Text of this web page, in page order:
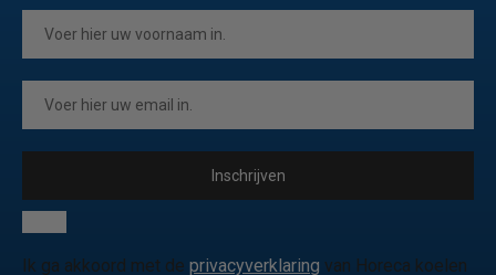
Inschrijven
Ik ga akkoord met de privacyverklaring van Horeca koelen